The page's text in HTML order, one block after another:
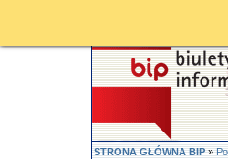
STRONA GŁÓWNA BIP»